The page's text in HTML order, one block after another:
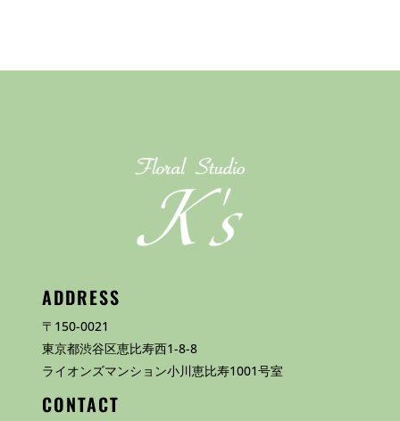
ADDRESS
〒150-0021
東京都渋谷区恵比寿西1-8-8
ライオンズマンション小川恵比寿1001号室
CONTACT